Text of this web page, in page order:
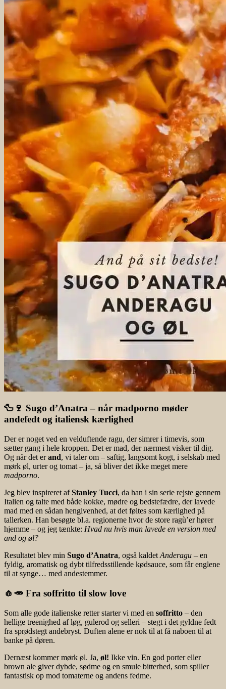
🦆🍷 Sugo d’Anatra – når madporno møder
andefedt og italiensk kærlighed
Der er noget ved en velduftende ragu, der simrer i timevis, som
sætter gang i hele kroppen. Det er mad, der nærmest visker til dig.
Og når det erand, vi taler om – saftig, langsomt kogt, i selskab med
mørk øl, urter og tomat – ja, så bliver det ikke meget mere
madporno.
Jeg blev inspireret afStanley Tucci, da han i sin serie rejste gennem
Italien og talte med både kokke, mødre og bedstefædre, der lavede
mad med en sådan hengivenhed, at det føltes som kærlighed på
tallerken. Han besøgte bl.a. regionerne hvor de store ragù’er hører
hjemme – og jeg tænkte: Hvad nu hvis man lavede en version med
and og øl?
Resultatet blev min Sugo d’Anatra, også kaldet Anderagu – en
fyldig, aromatisk og dybt tilfredsstillende kødsauce, som får englene
til at synge… med andestemmer.
🧄🥕 Fra soffritto til slow love
Som alle gode italienske retter starter vi med en soffritto – den
hellige treenighed af løg, gulerod og selleri – stegt i det gyldne fedt
fra sprødstegt andebryst. Duften alene er nok til at få naboen til at
banke på døren.
Dernæst kommer mørk øl. Ja, øl! Ikke vin. En god porter eller
brown ale giver dybde, sødme og en smule bitterhed, som spiller
fantastisk op mod tomaterne og andens fedme.